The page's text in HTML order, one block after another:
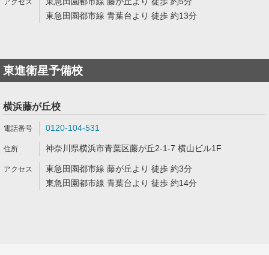
東急田園都市線 青葉台より 徒歩 約13分
東進衛星予備校
横浜藤が丘校
0120-104-531
神奈川県横浜市青葉区藤が丘2-1-7 横山ビル1F
東急田園都市線 藤が丘より 徒歩 約3分
東急田園都市線 青葉台より 徒歩 約14分